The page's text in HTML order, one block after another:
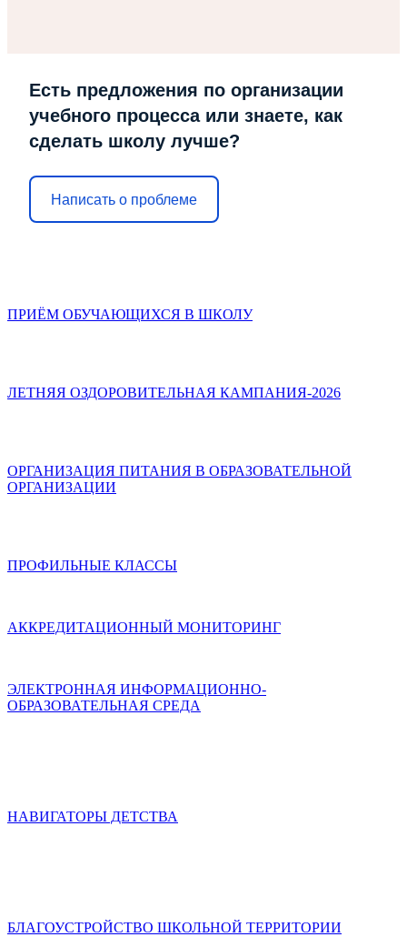
Есть предложения по организации
учебного процесса или знаете, как
сделать школу лучше?
Написать о проблеме
ПРИЁМ ОБУЧАЮЩИХСЯ В ШКОЛУ
ЛЕТНЯЯ ОЗДОРОВИТЕЛЬНАЯ КАМПАНИЯ-2026
ОРГАНИЗАЦИЯ ПИТАНИЯ В ОБРАЗОВАТЕЛЬНОЙ
ОРГАНИЗАЦИИ
ПРОФИЛЬНЫЕ КЛАССЫ
АККРЕДИТАЦИОННЫЙ МОНИТОРИНГ
ЭЛЕКТРОННАЯ ИНФОРМАЦИОННО-
ОБРАЗОВАТЕЛЬНАЯ СРЕДА
НАВИГАТОРЫ ДЕТСТВА
БЛАГОУСТРОЙСТВО ШКОЛЬНОЙ ТЕРРИТОРИИ